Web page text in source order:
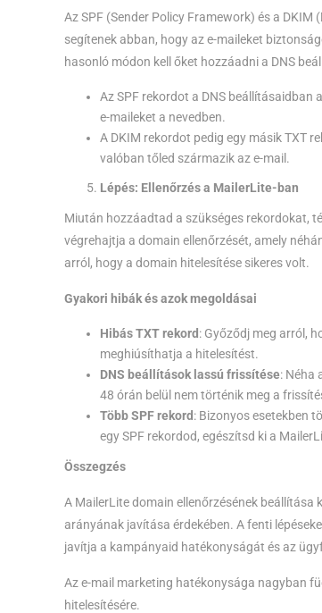
Az SPF (Sender Policy Framework) és a
segítenek abban, hogy az e-maileket
hasonló módon kell őket hozzáadni a DNS
Az SPF rekordot a DNS beállításaidban
e-maileket a nevedben.
A DKIM rekordot pedig egy másik TXT
valóban tőled származik az e-mail.
Lépés: Ellenőrzés a MailerLite-ban
Miután hozzáadtad a szükséges rekordokat,
végrehajtja a domain ellenőrzését, amely
arról, hogy a domain hitelesítése sikeres volt.
Gyakori hibák és azok megoldásai
Hibás TXT rekord : Győződj meg arról,
meghiúsíthatja a hitelesítést.
DNS beállítások lassú frissítése: Néha
48 órán belül nem történik meg a
Több SPF rekord : Bizonyos esetekben
egy SPF rekordod, egészítsd ki a
Összegzés
A MailerLite domain ellenőrzésének beállítása
arányának javítása érdekében. A fenti
javítja a kampányaid hatékonyságát és az
Az e-mail marketing hatékonysága nagyban
hitelesítésére.